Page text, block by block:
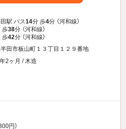
駅 バス14分 歩4分 （河和線）
歩38分 （河和線）
歩42分 （河和線）
田市板山町１３丁目１２９番地
2ヶ月 / 木造
円）